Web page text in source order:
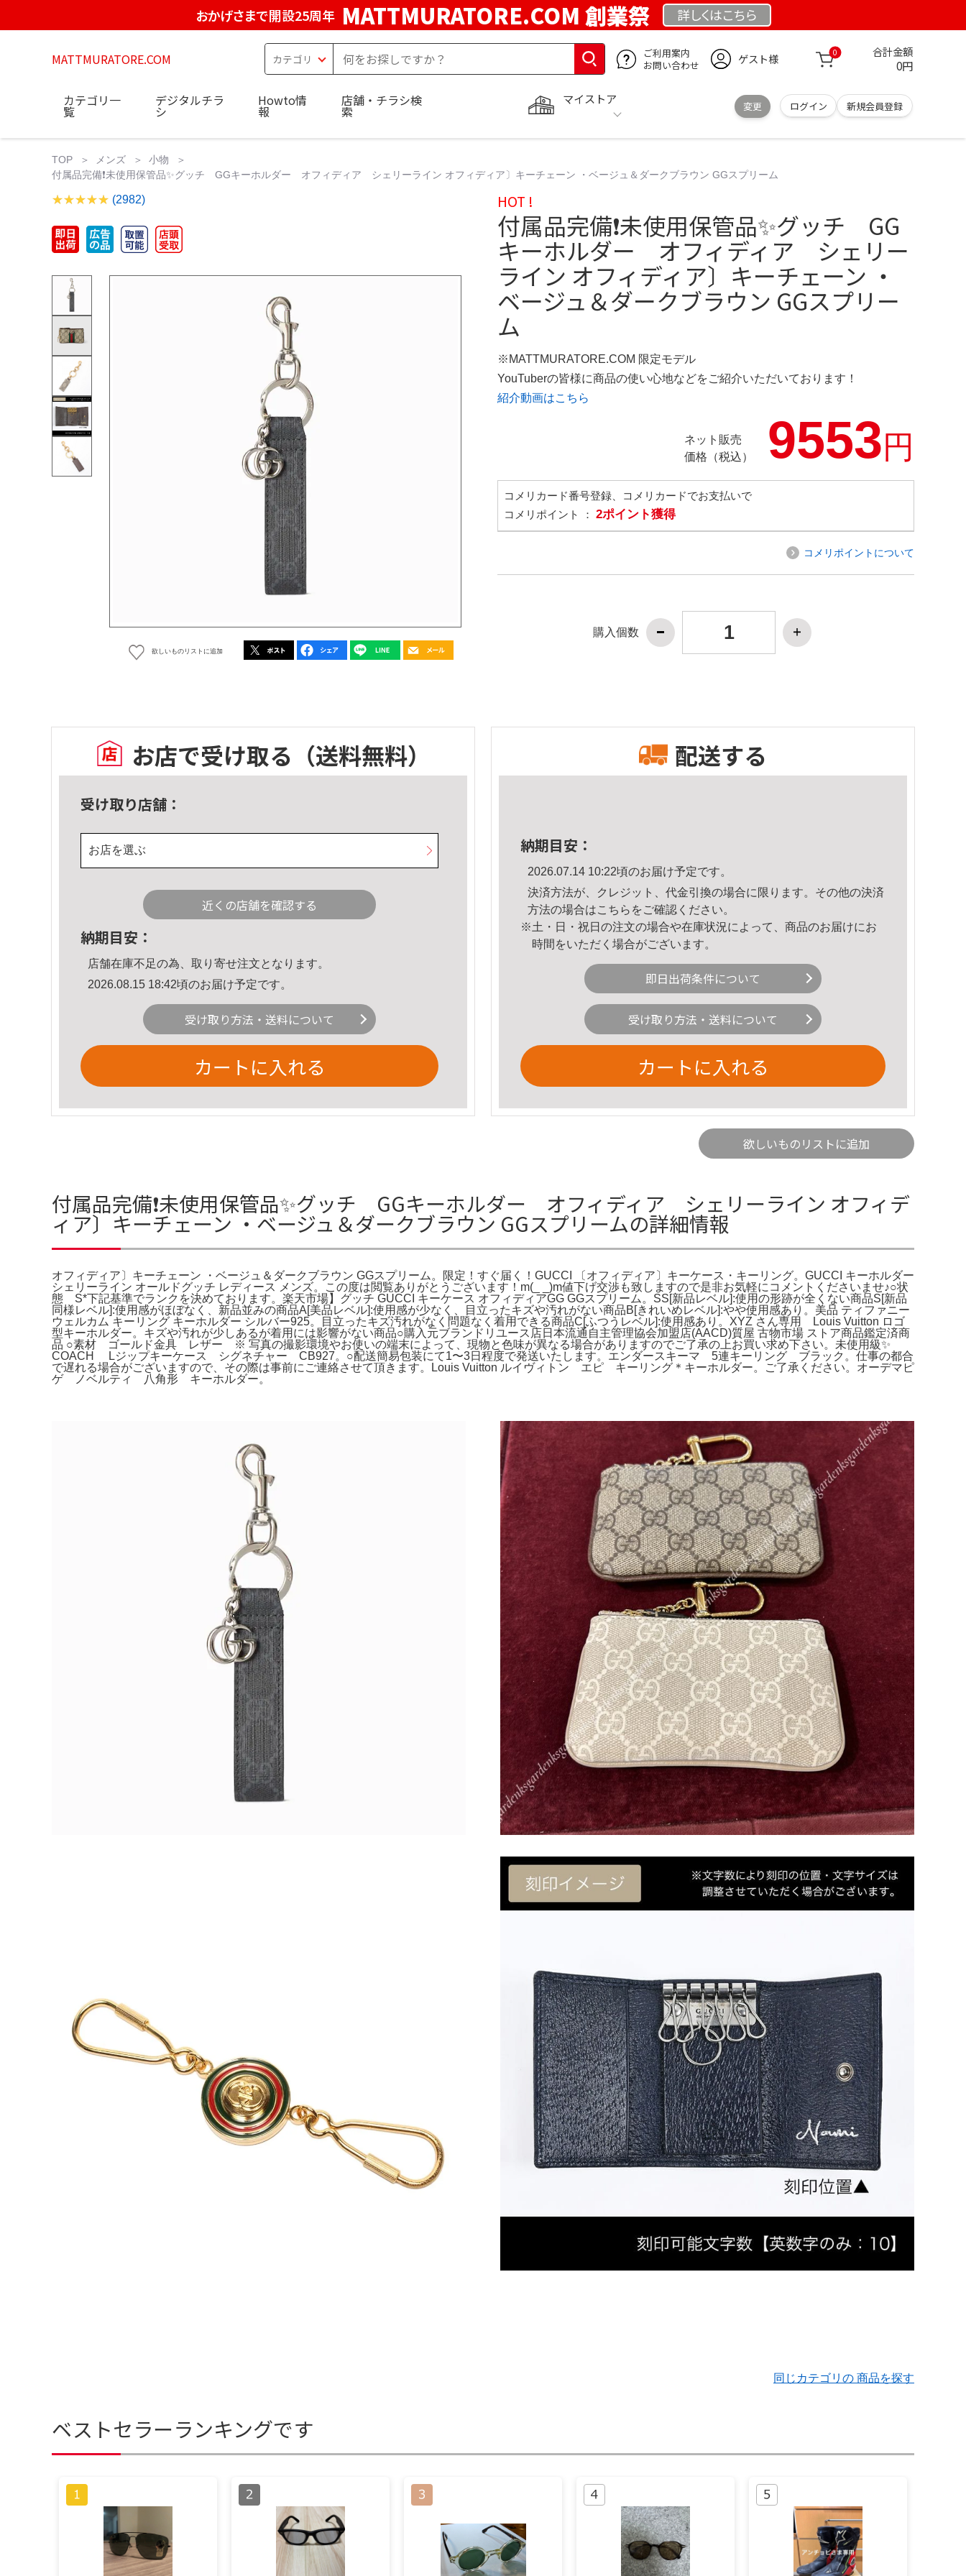
おかげさまで開設25周年 MATTMURATORE.COM 創業祭 詳しくはこちら
MATTMURATORE.COM
ご利用案内
お問い合わせ
ゲスト様 0 合計金額
0円
マイストア
変更 ログイン 新規会員登録
カテゴリ一
覧
デジタルチラ
シ
Howto情
報
店舗・チラシ検
索
TOP メンズ
小物
付属品完備❗️未使用保管品✨グッチ GGキーホルダー オフィディア シェリーライン オフィディア〕キーチェーン ・ベージュ＆ダークブラウン GGスプリーム
(2982)
欲しいものリストに追加
HOT !
付属品完備❗️未使用保管品✨グッチ GG
キーホルダー オフィディア シェリー
ライン オフィディア〕キーチェーン ・
ベージュ＆ダークブラウン GGスプリー
ム
※MATTMURATORE.COM 限定モデル
YouTuberの皆様に商品の使い心地などをご紹介いただいております！
紹介動画はこちら
ネット販売
価格（税込）
9553円
コメリカード番号登録、コメリカードでお支払いで
コメリポイント ： 2ポイント獲得
コメリポイントについて
購入個数
お店で受け取る （送料無料）
受け取り店舗：
お店を選ぶ
近くの店舗を確認する
納期目安：
店舗在庫不足の為、取り寄せ注文となります。
2026.08.15 18:42頃のお届け予定です。
受け取り方法・送料について
カートに入れる
配送する
納期目安：
2026.07.14 10:22頃のお届け予定です。
決済方法が、クレジット、代金引換の場合に限ります。その他の決済
方法の場合はこちら をご確認ください。
※土・日・祝日の注文の場合や在庫状況によって、商品のお届けにお
時間をいただく場合がございます。
即日出荷条件について
受け取り方法・送料について
カートに入れる
欲しいものリストに追加
付属品完備❗️未使用保管品✨グッチ GGキーホルダー オフィディア シェリーライン オフィデ
ィア〕キーチェーン ・ベージュ＆ダークブラウン GGスプリームの詳細情報
オフィディア〕キーチェーン ・ベージュ＆ダークブラウン GGスプリーム。限定！すぐ届く！GUCCI 〔オフィディア〕キーケース・キーリング。GUCCI キーホルダー
シェリーライン オールドグッチ レディース メンズ。この度は閲覧ありがとうございます！m(_ _)m値下げ交渉も致しますので是非お気軽にコメントくださいませ♪○状
態 S*下記基準でランクを決めております。楽天市場】グッチ GUCCI キーケース オフィディアGG GGスプリーム。SS[新品レベル]:使用の形跡が全くない商品S[新品
同様レベル]:使用感がほぼなく、新品並みの商品A[美品レベル]:使用感が少なく、目立ったキズや汚れがない商品B[きれいめレベル]:やや使用感あり。美品 ティファニー
ウェルカム キーリング キーホルダー シルバー925。目立ったキズ汚れがなく問題なく着用できる商品C[ふつうレベル]:使用感あり。XYZ さん専用 Louis Vuitton ロゴ
型キーホルダー。キズや汚れが少しあるが着用には影響がない商品○購入元ブランドリユース店日本流通自主管理協会加盟店(AACD)質屋 古物市場 ストア商品鑑定済商
品 ○素材 ゴールド金具 レザー ※ 写真の撮影環境やお使いの端末によって、現物と色味が異なる場合がありますのでご了承の上お買い求め下さい。未使用級✨️
COACH Lジップキーケース シグネチャー CB927。○配送簡易包装にて1〜3日程度で発送いたします。エンダースキーマ 5連キーリング ブラック。仕事の都合
で遅れる場合がございますので、その際は事前にご連絡させて頂きます。Louis Vuitton ルイヴィトン エピ キーリング＊キーホルダー。ご了承ください。オーデマピ
ゲ ノベルティ 八角形 キーホルダー。
同じカテゴリの 商品を探す
ベストセラーランキングです